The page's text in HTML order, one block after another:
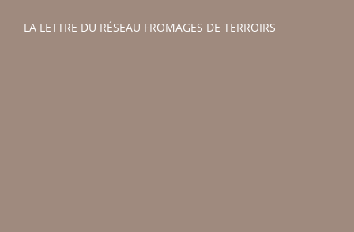
LA LETTRE DU RÉSEAU FROMAGES DE TERROIRS